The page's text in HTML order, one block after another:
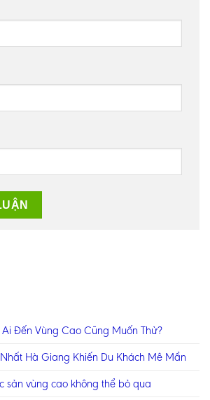
Đến Vùng Cao Cũng Muốn Thử?
Hà Giang Khiến Du Khách Mê Mẩn
sản vùng cao không thể bỏ qua